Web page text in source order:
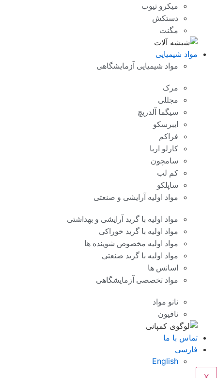
میکرو تیوب
دستکش
مگنت
مواد شیمیایی
مواد شیمیایی آزمایشگاهی
مرک
مجللی
سیگما آلدریچ
ایبرسکو
فراکم
کارلو اربا
سامچون
کم لب
ساپلکو
مواد اولیه آرایشی و صنعتی
مواد اولیه با گرید آرایشی و بهداشتی
مواد اولیه با گرید خوراکی
مواد اولیه مخصوص شوینده ها
مواد اولیه با گرید صنعتی
اسانس ها
مواد تخصصی آزمایشگاهی
نانو مواد
نافیون
تماس با ما
فارسی
English